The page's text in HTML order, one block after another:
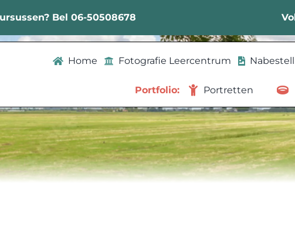
Bel 06-50508678
Home Fotografie Leercentrum
Portfolio: Portretten